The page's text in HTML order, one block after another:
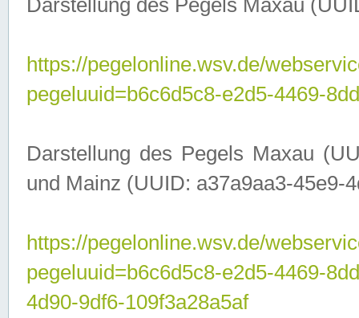
Darstellung des Pegels Maxau
https://pegelonline.wsv.de/
pegeluuid=b6c6d5c8-e2d5-4469-
Darstellung des Pegels Maxau
und Mainz (UUID: a37a9aa3-45e9-
https://pegelonline.wsv.de/
pegeluuid=b6c6d5c8-e2d5-4469-
4d90-9df6-109f3a28a5af